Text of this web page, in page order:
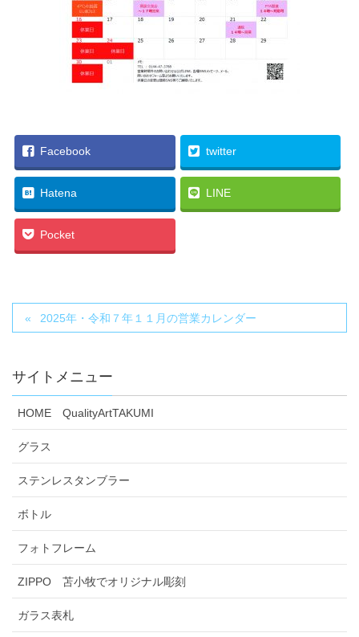
Facebook twitter
Hatena LINE
Pocket
2025年・令和７年１１月の営業カレンダー
サイトメニュー
HOME QualityArtTAKUMI
グラス
ステンレスタンブラー
ボトル
フォトフレーム
ZIPPO 苫小牧でオリジナル彫刻
ガラス表札